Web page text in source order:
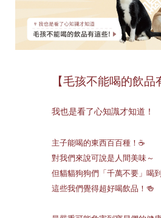
【毛孩不能喝的飲品
我也是看了心知識才知道！
主子能喝的東西百百種！☕
對我們來說可說是人間美味～
但貓貓狗狗們「千萬不要」喝到
這些我們覺得超好喝飲品！🍻